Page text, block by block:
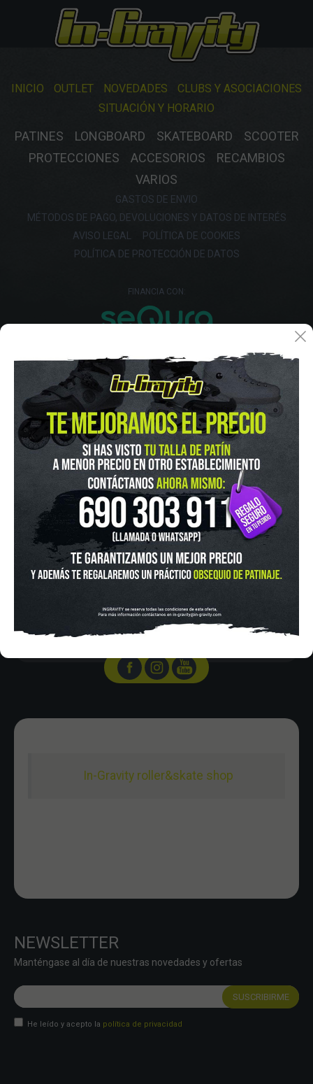
INICIO OUTLET NOVEDADES
CLUBS Y ASOCIACIONES
SITUACIÓN Y HORARIO
PATINES LONGBOARD SKATEBOARD
SCOOTER
PROTECCIONES
ACCESORIOS
RECAMBIOS
VARIOS
GASTOS DE ENVIO
MÉTODOS DE PAGO, DEVOLUCIONES Y DATOS DE INTERÉS
AVISO LEGAL
POLÍTICA DE COOKIES
POLÍTICA DE PROTECCIÓN DE DATOS
FINANCIA CON:
In-Gravity roller&skate shop
IN-GRAVITY MADRID RETIRO
Pza. Mariano de Cavia, 2
Tel.:915 524 553
in-gravity@in-gravity.com
HORARIO
Sabado De 10:00 - 20:30
NEWSLETTER
Manténgase al día de nuestras novedades y ofertas
He leído y acepto la política de privacidad